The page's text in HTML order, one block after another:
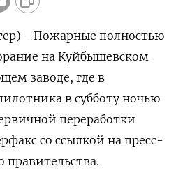
- Пожарные полностью
на Куйбышевском
заводе, где в
в субботу ночью
переработки
со ссылкой на пресс-
правительства.